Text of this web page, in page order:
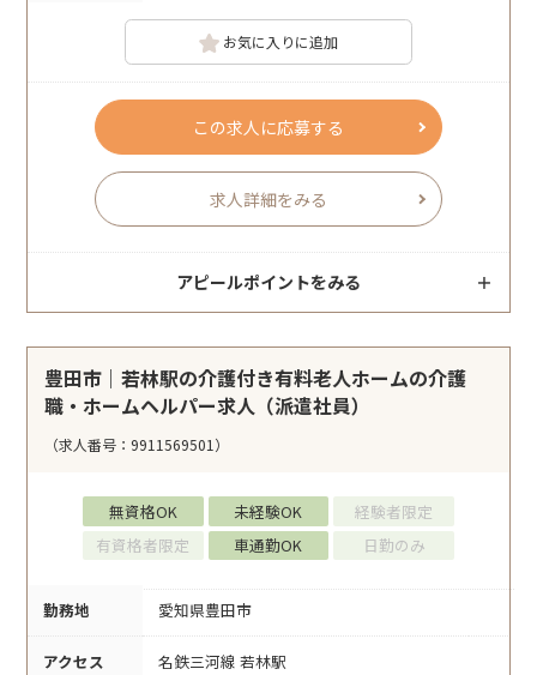
お気に入りに追加
この求人に応募する
求人詳細をみる
アピールポイントをみる
豊田市｜若林駅の介護付き有料老人ホームの介護
職・ホームヘルパー求人（派遣社員）
（求人番号：9911569501）
無資格OK 未経験OK
経験者限定
有資格者限定
車通勤OK 日勤のみ
勤務地 愛知県豊田市
アクセス 名鉄三河線 若林駅